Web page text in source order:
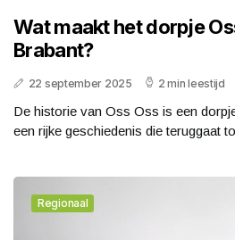
Wat maakt het dorpje
Brabant?
22 september 2025 2 min leestijd
De historie van Oss Oss is een
een rijke geschiedenis die teruggaat
Regionaal